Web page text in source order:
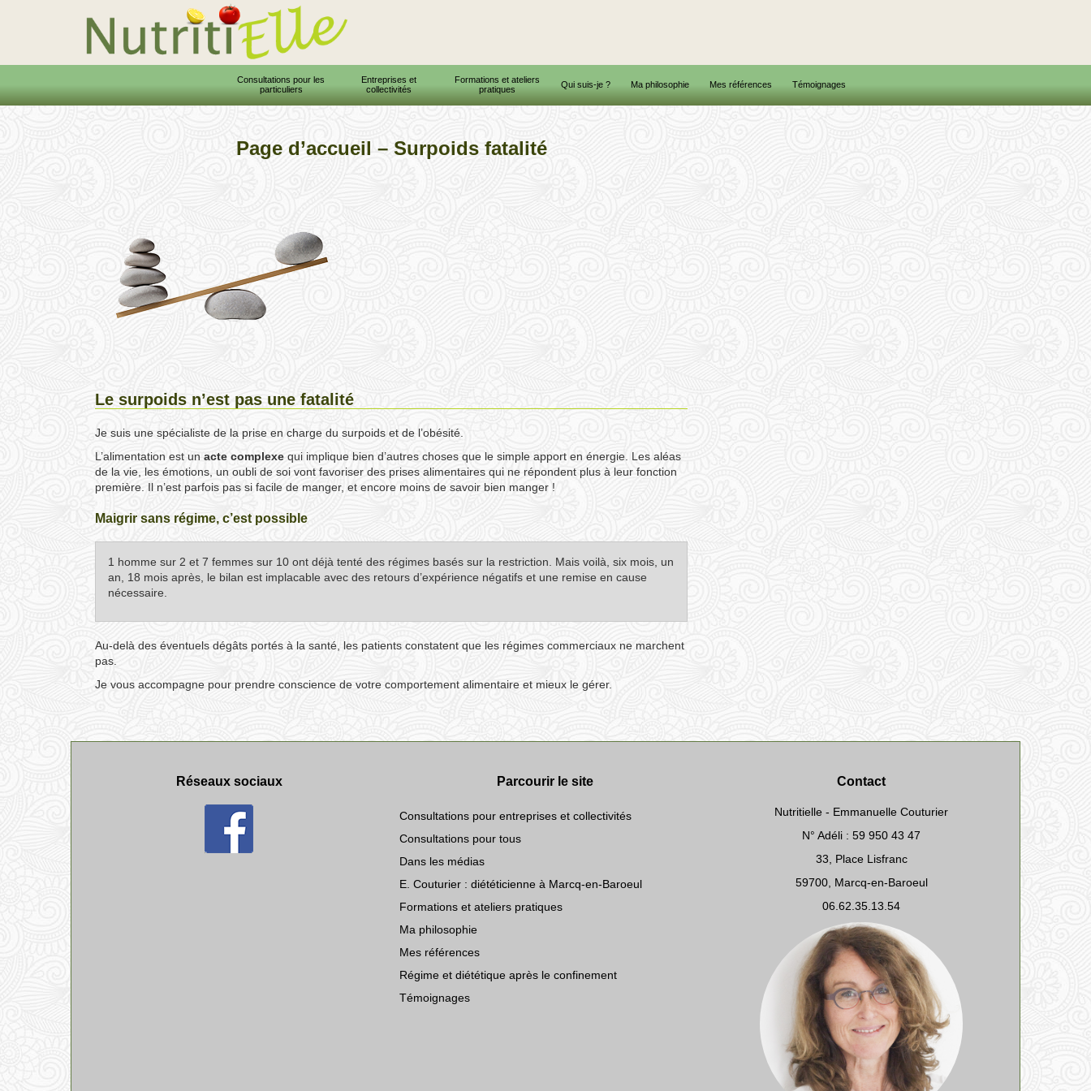
Consultations pour les
particuliers
Entreprises et
collectivités
Formations et ateliers
pratiques
Qui suis-je ? Ma philosophie Mes références Témoignages
Page d’accueil – Surpoids fatalité
Le surpoids n’est pas une fatalité
Je suis une spécialiste de la prise en charge du surpoids et de l’obésité.
L’alimentation est un acte complexe qui implique bien d’autres choses que le simple apport en énergie. Les aléas
de la vie, les émotions, un oubli de soi vont favoriser des prises alimentaires qui ne répondent plus à leur fonction
première. Il n’est parfois pas si facile de manger, et encore moins de savoir bien manger !
Maigrir sans régime, c’est possible
1 homme sur 2 et 7 femmes sur 10 ont déjà tenté des régimes basés sur la restriction. Mais voilà, six mois, un
an, 18 mois après, le bilan est implacable avec des retours d’expérience négatifs et une remise en cause
nécessaire.
Au-delà des éventuels dégâts portés à la santé, les patients constatent que les régimes commerciaux ne marchent
pas.
Je vous accompagne pour prendre conscience de votre comportement alimentaire et mieux le gérer.
Réseaux sociaux Parcourir le site
Consultations pour entreprises et collectivités
Consultations pour tous
Dans les médias
E. Couturier : diététicienne à Marcq-en-Baroeul
Formations et ateliers pratiques
Ma philosophie
Mes références
Régime et diététique après le confinement
Témoignages
Contact
Nutritielle - Emmanuelle Couturier
N° Adéli : 59 950 43 47
33, Place Lisfranc
59700, Marcq-en-Baroeul
06.62.35.13.54